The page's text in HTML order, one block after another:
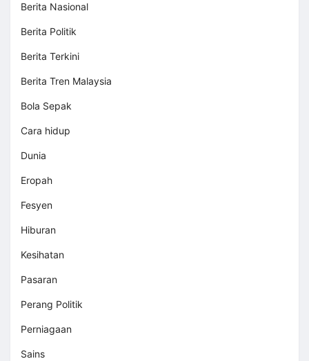
Berita Nasional
Berita Politik
Berita Terkini
Berita Tren Malaysia
Bola Sepak
Cara hidup
Dunia
Eropah
Fesyen
Hiburan
Kesihatan
Pasaran
Perang Politik
Perniagaan
Sains